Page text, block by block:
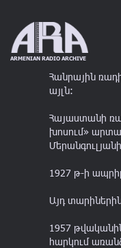
ARMENIAN RADIO ARCHIVE
20's
Հանրային
այլն:
Հայաստանի
խոսում»
1927 թ-ի
Այդ
1957
հարկում